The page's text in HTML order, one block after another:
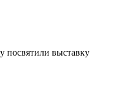
посвятили выставку